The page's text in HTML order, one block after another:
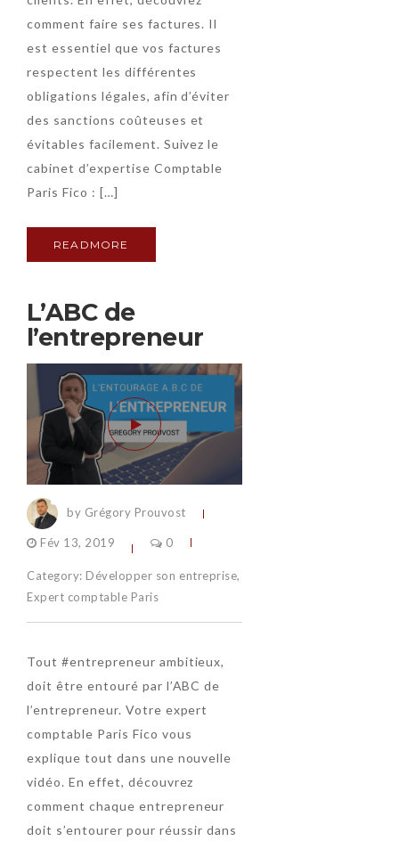
comment faire ses factures. Il
est essentiel que vos factures
respectent les différentes
obligations légales, afin d’éviter
des sanctions coûteuses et
évitables facilement. Suivez le
cabinet d’expertise Comptable
Paris Fico : […]
READMORE
L’ABC de
l’entrepreneur
by Grégory Prouvost
Fév 13, 2019 0
Category: Développer son entreprise,
Expert comptable Paris
Tout #entrepreneur ambitieux,
doit être entouré par l’ABC de
l’entrepreneur. Votre expert
comptable Paris Fico vous
explique tout dans une nouvelle
vidéo. En effet, découvrez
comment chaque entrepreneur
doit s’entourer pour réussir dans